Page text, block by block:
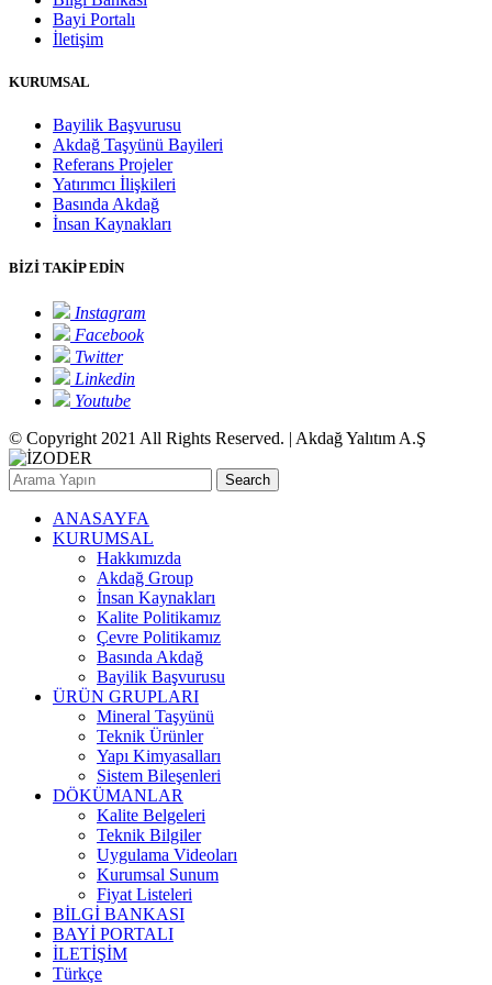
Bayi Portalı
İletişim
KURUMSAL
Bayilik Başvurusu
Akdağ Taşyünü Bayileri
Referans Projeler
Yatırımcı İlişkileri
Basında Akdağ
İnsan Kaynakları
BİZİ TAKİP EDİN
Instagram
Facebook
Twitter
Linkedin
Youtube
© Copyright 2021 All Rights Reserved. | Akdağ Yalıtım A.Ş
Search
ANASAYFA
KURUMSAL
Hakkımızda
Akdağ Group
İnsan Kaynakları
Kalite Politikamız
Çevre Politikamız
Basında Akdağ
Bayilik Başvurusu
ÜRÜN GRUPLARI
Mineral Taşyünü
Teknik Ürünler
Yapı Kimyasalları
Sistem Bileşenleri
DÖKÜMANLAR
Kalite Belgeleri
Teknik Bilgiler
Uygulama Videoları
Kurumsal Sunum
Fiyat Listeleri
BİLGİ BANKASI
BAYİ PORTALI
İLETİŞİM
Türkçe